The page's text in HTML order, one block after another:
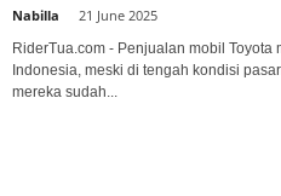
Nabilla 21 June 2025
RiderTua.com - Penjualan mobil Toyota
Indonesia, meski di tengah kondisi
mereka sudah...